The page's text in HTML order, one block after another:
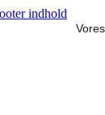
indhold